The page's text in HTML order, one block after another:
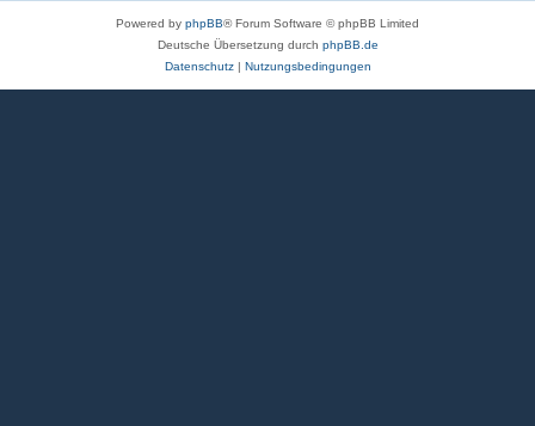
Powered by phpBB® Forum Software © phpBB Limited
Deutsche Übersetzung durch phpBB.de
Datenschutz| Nutzungsbedingungen